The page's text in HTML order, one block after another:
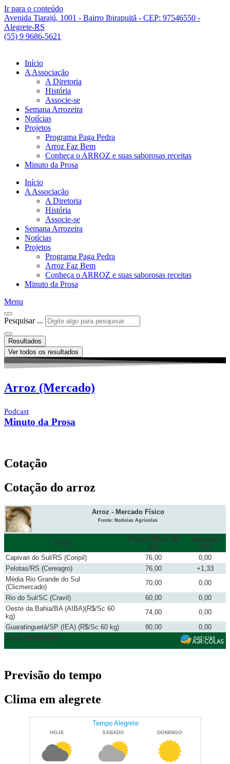
Ir para o conteúdo
Avenida Tiarajú, 1001 - Bairro Ibirapuitã - CEP: 97546550 -
Alegrete-RS
(55) 9 9686-5621
Início
A Associação
A Diretoria
História
Associe-se
Semana Arrozeira
Notícias
Projetos
Programa Paga Pedra
Arroz Faz Bem
Conheça o ARROZ e suas saborosas receitas
Minuto da Prosa
Início
A Associação
A Diretoria
História
Associe-se
Semana Arrozeira
Notícias
Projetos
Programa Paga Pedra
Arroz Faz Bem
Conheça o ARROZ e suas saborosas receitas
Minuto da Prosa
Menu
Pesquisar ...
Resultados
Ver todos os resultados
Arroz (Mercado)
Podcast
Minuto da Prosa
Cotação
Cotação do arroz
Arroz - Mercado Físico
Fonte: Notícias Agrícolas
Praça
Preço (R$/sc 50
kg)
Variação
(%)
Capivari do Sul/RS (Coripil)
76,00
0,00
Pelotas/RS (Cereagro)
76,00
+1,33
Média Rio Grande do Sul
(Clicmercado)
70,00
0,00
Rio do Sul/SC (Cravil)
60,00
0,00
Oeste da Bahia/BA (AIBA)(R$/Sc 60
kg)
74,00
0,00
Guaratinguetá/SP (IEA) (R$/Sc 60 kg)
80,00
0,00
Fech. 06/08/2026
Previsão do tempo
Clima em alegrete